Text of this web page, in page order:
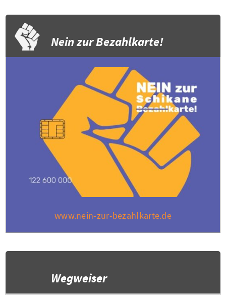
Nein zur Bezahlkarte!
www.nein-zur-bezahlkarte.de
Wegweiser